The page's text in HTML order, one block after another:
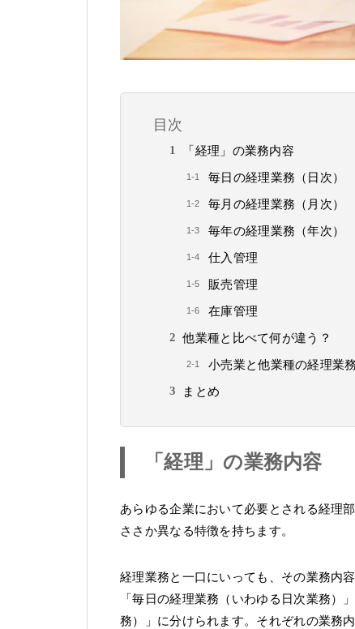
目次
「経理」の業務内容
毎日の経理業務（日次）
毎月の経理業務（月次）
毎年の経理業務（年次）
仕入管理
販売管理
在庫管理
他業種と比べて何が違う？
小売業と他業種の経理業
まとめ
「経理」の業務内容
あらゆる企業において必要とされる経理
ささか異なる特徴を持ちます。
経理業務と一口にいっても、その業務内
「毎日の経理業務（いわゆる日次業務）
務）」に分けられます。それぞれの業務